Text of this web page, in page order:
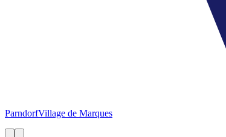
ParndorfVillage de Marques